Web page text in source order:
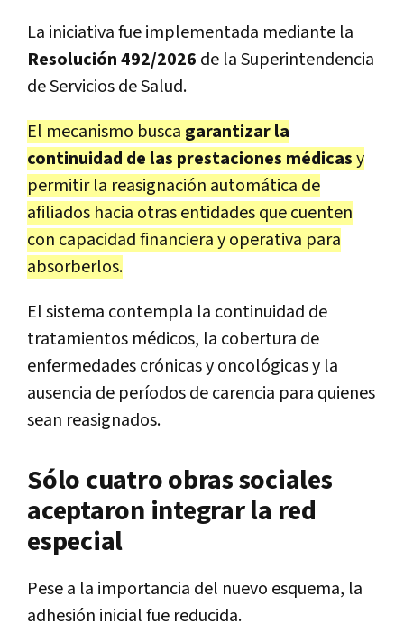
La iniciativa fue implementada mediante la
Resolución 492/2026 de la Superintendencia
de Servicios de Salud.
El mecanismo busca garantizar la
continuidad de las prestaciones médicasy
permitir la reasignación automática de
afiliados hacia otras entidades que cuenten
con capacidad financiera y operativa para
absorberlos.
El sistema contempla la continuidad de
tratamientos médicos, la cobertura de
enfermedades crónicas y oncológicas y la
ausencia de períodos de carencia para quienes
sean reasignados.
Sólo cuatro obras sociales
aceptaron integrar la red
especial
Pese a la importancia del nuevo esquema, la
adhesión inicial fue reducida.